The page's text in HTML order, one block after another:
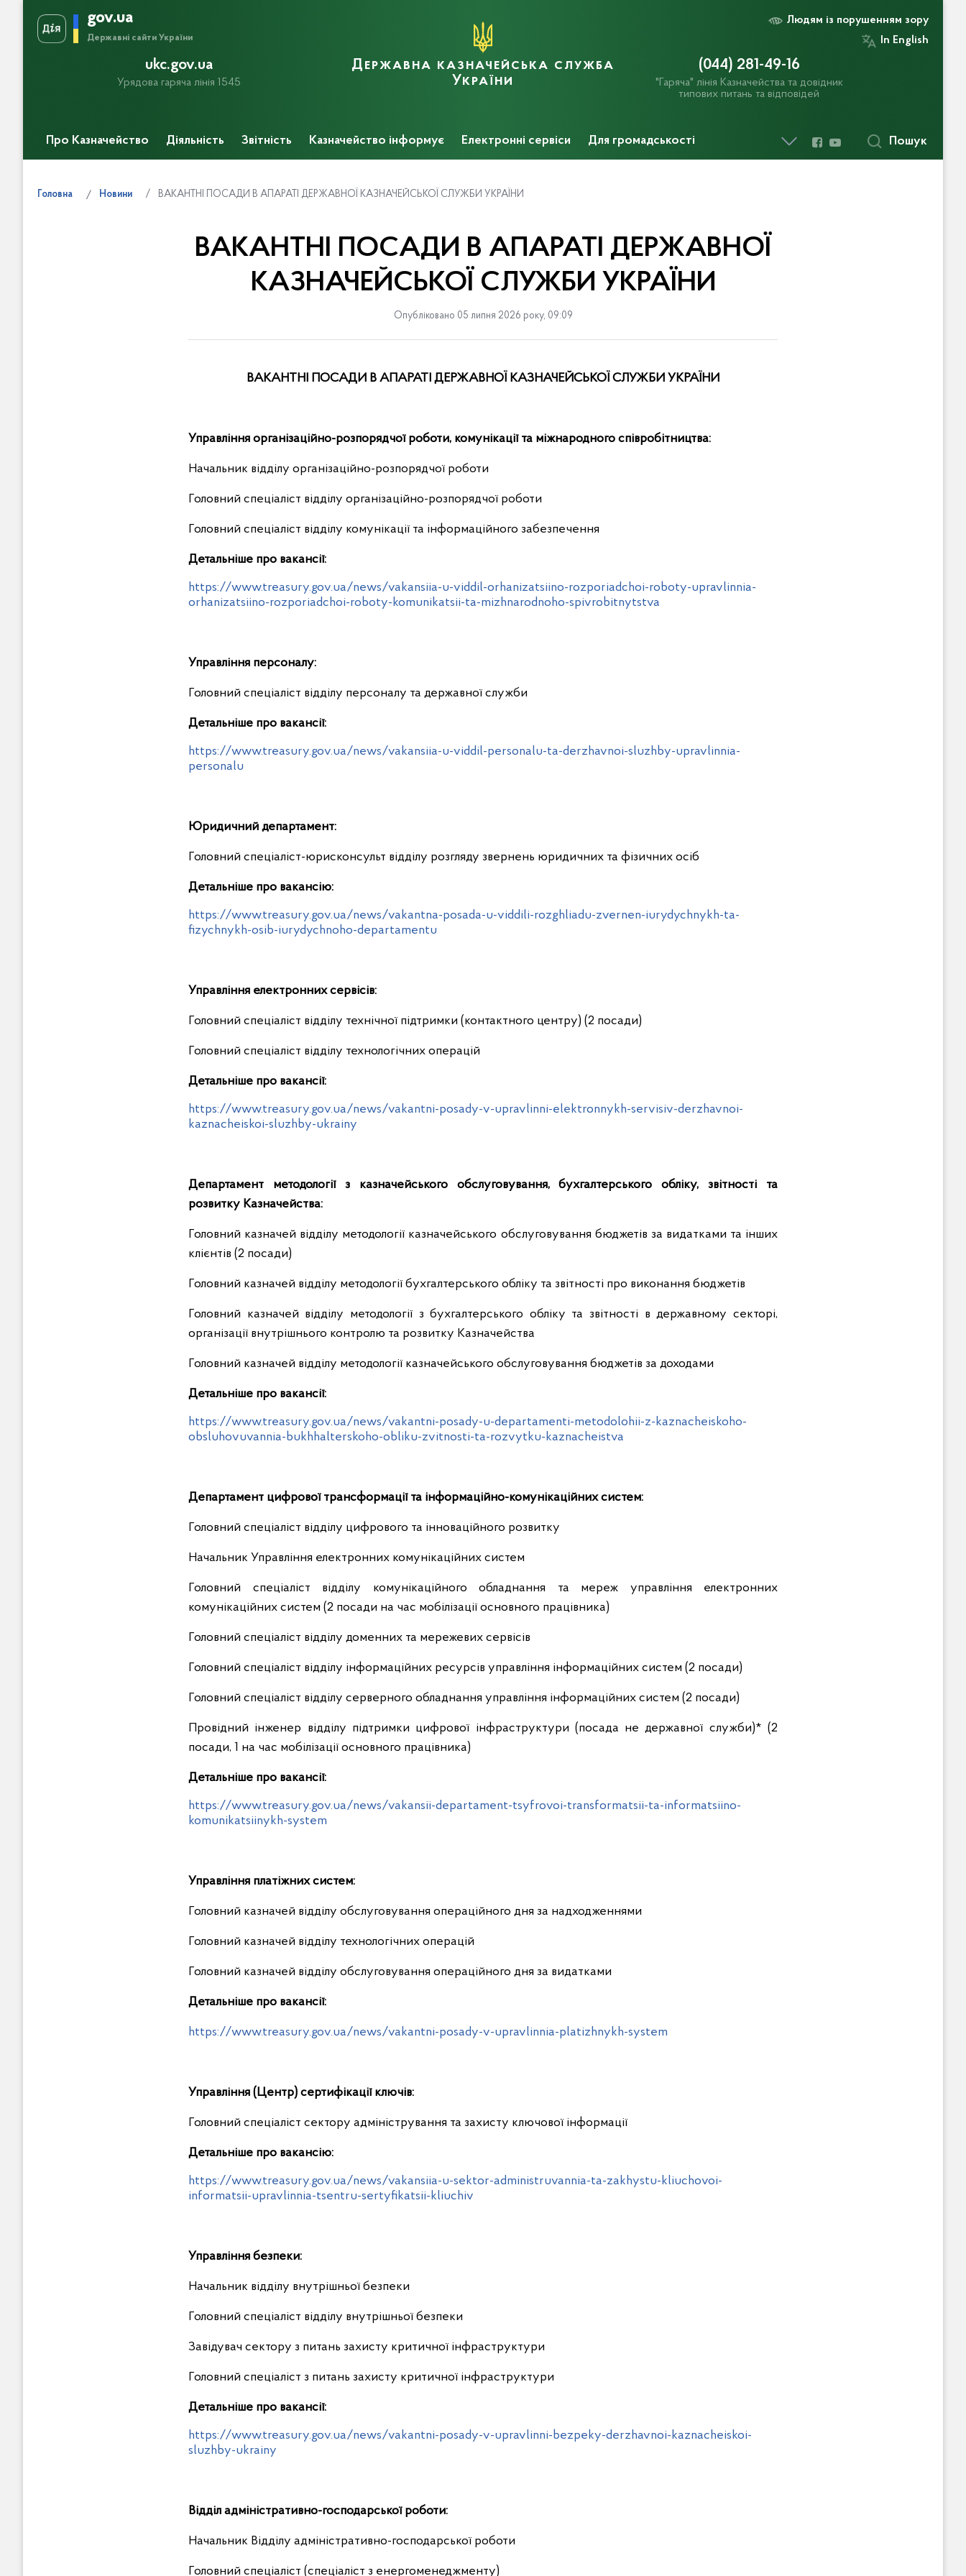
gov.ua
Державні сайти України
Людям із порушенням зору
In English
ukc.gov.ua
Урядова гаряча лінія 1545
Державна казначейська служба
України
(044) 281-49-16
"Гаряча" лінія Казначейства та довідник
типових питань та відповідей
Про Казначейство Діяльність Звітність Казначейство інформує Електронні сервіси Для громадськості Пошук
Головна Новини ВАКАНТНІ ПОСАДИ В АПАРАТІ ДЕРЖАВНОЇ КАЗНАЧЕЙСЬКОЇ СЛУЖБИ УКРАЇНИ
ВАКАНТНІ ПОСАДИ В АПАРАТІ ДЕРЖАВНОЇ
КАЗНАЧЕЙСЬКОЇ СЛУЖБИ УКРАЇНИ
Опубліковано 05 липня 2026 року, 09:09
ВАКАНТНІ ПОСАДИ В АПАРАТІ ДЕРЖАВНОЇ КАЗНАЧЕЙСЬКОЇ СЛУЖБИ УКРАЇНИ
Управління організаційно-розпорядчої роботи, комунікації та міжнародного співробітництва:
Начальник відділу організаційно-розпорядчої роботи
Головний спеціаліст відділу організаційно-розпорядчої роботи
Головний спеціаліст відділу комунікації та інформаційного забезпечення
Детальніше про вакансії:
https://www.treasury.gov.ua/news/vakansiia-u-viddil-orhanizatsiino-rozporiadchoi-roboty-upravlinnia-
orhanizatsiino-rozporiadchoi-roboty-komunikatsii-ta-mizhnarodnoho-spivrobitnytstva
Управління персоналу:
Головний спеціаліст відділу персоналу та державної служби
Детальніше про вакансії:
https://www.treasury.gov.ua/news/vakansiia-u-viddil-personalu-ta-derzhavnoi-sluzhby-upravlinnia-
personalu
Юридичний департамент:
Головний спеціаліст-юрисконсульт відділу розгляду звернень юридичних та фізичних осіб
Детальніше про вакансію:
https://www.treasury.gov.ua/news/vakantna-posada-u-viddili-rozghliadu-zvernen-iurydychnykh-ta-
fizychnykh-osib-iurydychnoho-departamentu
Управління електронних сервісів:
Головний спеціаліст відділу технічної підтримки (контактного центру) (2 посади)
Головний спеціаліст відділу технологічних операцій
Детальніше про вакансії:
https://www.treasury.gov.ua/news/vakantni-posady-v-upravlinni-elektronnykh-servisiv-derzhavnoi-
kaznacheiskoi-sluzhby-ukrainy
Департамент методології з казначейського обслуговування, бухгалтерського обліку, звітності та
розвитку Казначейства:
Головний казначей відділу методології казначейського обслуговування бюджетів за видатками та інших
клієнтів (2 посади)
Головний казначей відділу методології бухгалтерського обліку та звітності про виконання бюджетів
Головний казначей відділу методології з бухгалтерського обліку та звітності в державному секторі,
організації внутрішнього контролю та розвитку Казначейства
Головний казначей відділу методології казначейського обслуговування бюджетів за доходами
Детальніше про вакансії:
https://www.treasury.gov.ua/news/vakantni-posady-u-departamenti-metodolohii-z-kaznacheiskoho-
obsluhovuvannia-bukhhalterskoho-obliku-zvitnosti-ta-rozvytku-kaznacheistva
Департамент цифрової трансформації та інформаційно-комунікаційних систем:
Головний спеціаліст відділу цифрового та інноваційного розвитку
Начальник Управління електронних комунікаційних систем
Головний спеціаліст відділу комунікаційного обладнання та мереж управління електронних
комунікаційних систем (2 посади на час мобілізації основного працівника)
Головний спеціаліст відділу доменних та мережевих сервісів
Головний спеціаліст відділу інформаційних ресурсів управління інформаційних систем (2 посади)
Головний спеціаліст відділу серверного обладнання управління інформаційних систем (2 посади)
Провідний інженер відділу підтримки цифрової інфраструктури (посада не державної служби)* (2
посади, 1 на час мобілізації основного працівника)
Детальніше про вакансії:
https://www.treasury.gov.ua/news/vakansii-departament-tsyfrovoi-transformatsii-ta-informatsiino-
komunikatsiinykh-system
Управління платіжних систем:
Головний казначей відділу обслуговування операційного дня за надходженнями
Головний казначей відділу технологічних операцій
Головний казначей відділу обслуговування операційного дня за видатками
Детальніше про вакансії:
https://www.treasury.gov.ua/news/vakantni-posady-v-upravlinnia-platizhnykh-system
Управління (Центр) сертифікації ключів:
Головний спеціаліст сектору адміністрування та захисту ключової інформації
Детальніше про вакансію:
https://www.treasury.gov.ua/news/vakansiia-u-sektor-administruvannia-ta-zakhystu-kliuchovoi-
informatsii-upravlinnia-tsentru-sertyfikatsii-kliuchiv
Управління безпеки:
Начальник відділу внутрішньої безпеки
Головний спеціаліст відділу внутрішньої безпеки
Завідувач сектору з питань захисту критичної інфраструктури
Головний спеціаліст з питань захисту критичної інфраструктури
Детальніше про вакансії:
https://www.treasury.gov.ua/news/vakantni-posady-v-upravlinni-bezpeky-derzhavnoi-kaznacheiskoi-
sluzhby-ukrainy
Відділ адміністративно-господарської роботи:
Начальник Відділу адміністративно-господарської роботи
Головний спеціаліст (спеціаліст з енергоменеджменту)